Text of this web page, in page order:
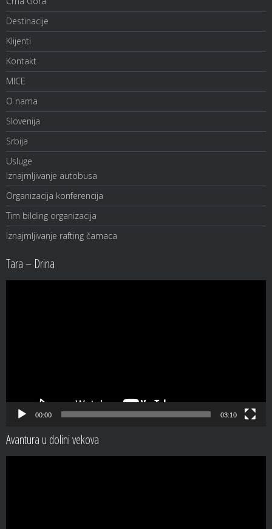
Destinacije
Klijenti
Kontakt
MICE
O nama
Slovenija
Srbija
Usluge
Iznajmljivanje autobusa
Organizacija konferencija
Tim bilding organizacija
Iznajmljivanje rafting čamaca
Tara – Drina
00:00 03:10
Avantura u dolini vekova